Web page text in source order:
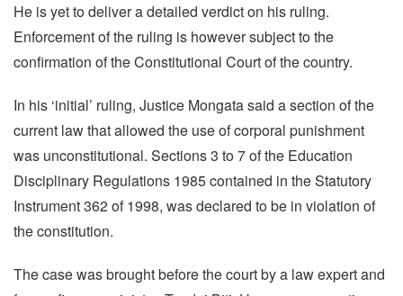
He is yet to deliver a detailed verdict on his ruling.
Enforcement of the ruling is however subject to the
confirmation of the Constitutional Court of the country.
In his ‘initial’ ruling, Justice Mongata said a section of the
current law that allowed the use of corporal punishment
was unconstitutional. Sections 3 to 7 of the Education
Disciplinary Regulations 1985 contained in the Statutory
Instrument 362 of 1998, was declared to be in violation of
the constitution.
The case was brought before the court by a law expert and